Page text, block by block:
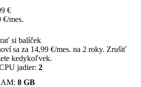
€
€/mes.
si balíček
sa za 14,99 €/mes. na 2 roky. Zrušiť
kedykoľvek.
jadier: 2
8 GB